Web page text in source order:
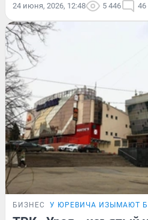
24 июня, 2026, 12:48 5 446 46
БИЗНЕС У ЮРЕВИЧА ИЗЫМАЮТ